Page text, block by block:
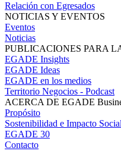
Relación con Egresados
NOTICIAS Y EVENTOS
Eventos
Noticias
PUBLICACIONES PARA
EGADE Insights
EGADE Ideas
EGADE en los medios
Territorio Negocios - Podcast
ACERCA DE EGADE
Propósito
Sostenibilidad e Impacto Social
EGADE 30
Contacto